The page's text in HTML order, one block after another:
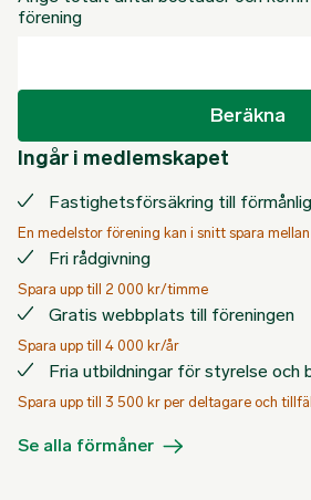
förening
Beräkna
Ingår i medlemskapet
Fastighetsförsäkring till
En medelstor förening kan i snitt spara
Fri rådgivning
Spara upp till 2 000 kr/timme
Gratis webbplats till föreningen
Spara upp till 4 000 kr/år
Fria utbildningar för styrelse och
Spara upp till 3 500 kr per deltagare och
Se alla förmåner